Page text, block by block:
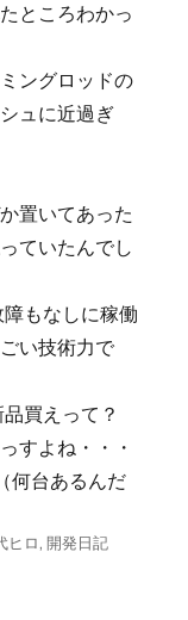
ところわかっ
ングロッドの
ュに近過ぎ
置いてあった
ていたんでし
もなしに稼働
い技術力で
買えって？
すよね・・・
何台あるんだ
ヒロ, 開発日記